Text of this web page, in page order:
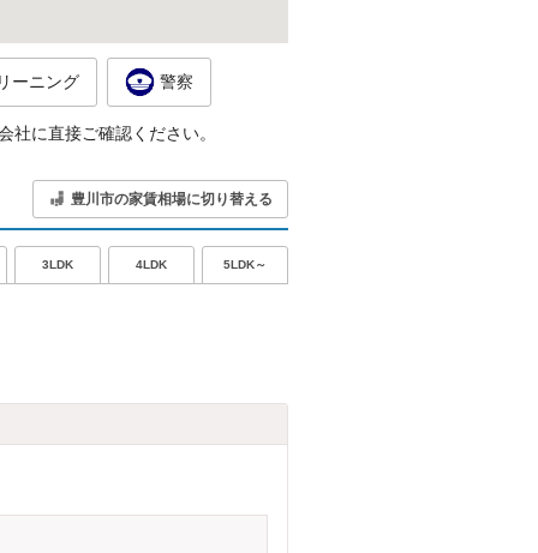
ーニング 警察
に直接ご確認ください。
豊川市の家賃相場に切り替える
3LDK 4LDK 5LDK～